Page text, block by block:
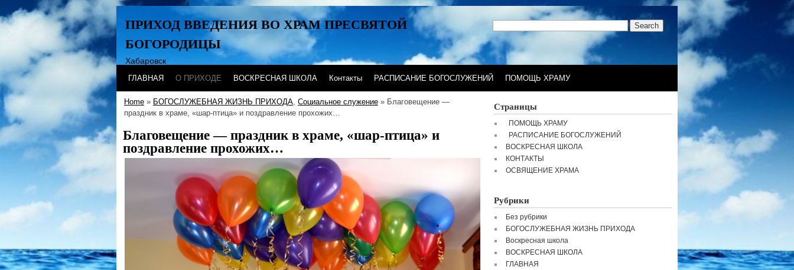
ПРИХОД ВВЕДЕНИЯ ВО ХРАМ ПРЕСВЯТОЙ
БОГОРОДИЦЫ
Хабаровск
ГЛАВНАЯ О ПРИХОДЕ ВОСКРЕСНАЯ ШКОЛА Контакты РАСПИСАНИЕ БОГОСЛУЖЕНИЙ ПОМОЩЬ ХРАМУ
Home » БОГОСЛУЖЕБНАЯ ЖИЗНЬ ПРИХОДА, Социальное служение » Благовещение —
праздник в храме, «шар-птица» и поздравление прохожих…
Благовещение — праздник в храме, «шар-птица» и
поздравление прохожих…
Страницы
ПОМОЩЬ ХРАМУ
РАСПИСАНИЕ БОГОСЛУЖЕНИЙ
ВОСКРЕСНАЯ ШКОЛА
КОНТАКТЫ
ОСВЯЩЕНИЕ ХРАМА
Рубрики
Без рубрики
БОГОСЛУЖЕБНАЯ ЖИЗНЬ ПРИХОДА
Воскресная школа
ВОСКРЕСНАЯ ШКОЛА
ГЛАВНАЯ